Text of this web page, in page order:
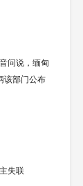
问说，缅甸
该部门公布
失联